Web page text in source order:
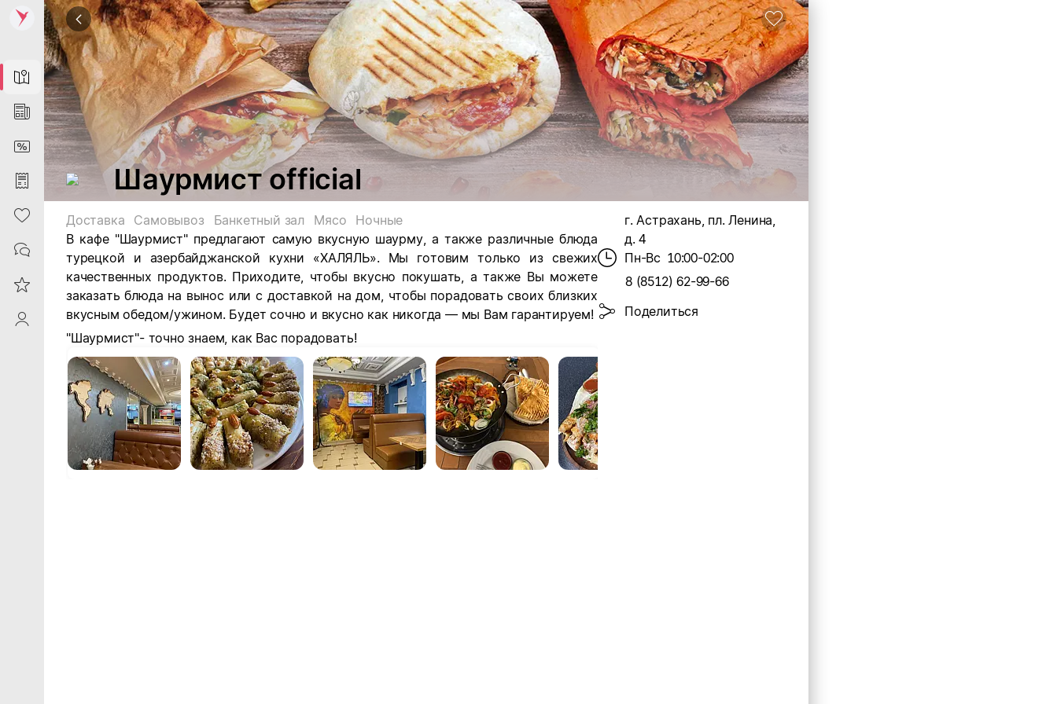
Map
News
DiscountCard
Purchases
Heart
Contacts
Reviews
ProfileSaby
Шаурмист official
Доставка Самовывоз Банкетный зал Мясо
Ночные
В кафе "Шаурмист" предлагают самую вкусную шаурму, а также различные блюда
турецкой и азербайджанской кухни «ХАЛЯЛЬ». Мы готовим только из свежих
качественных продуктов. Приходите, чтобы вкусно покушать, а также Вы можете
заказать блюда на вынос или с доставкой на дом, чтобы порадовать своих близких
вкусным обедом/ужином. Будет сочно и вкусно как никогда — мы Вам гарантируем!
"Шаурмист"- точно знаем, как Вас порадовать!
г. Астрахань, пл. Ленина,
д. 4
Пн-Вс 10:00-02:00
8 (8512) 62-99-66
Поделиться